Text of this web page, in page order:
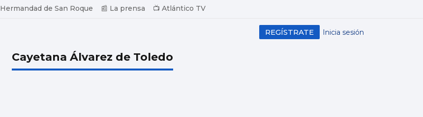
Hermandad de San Roque 📰 La prensa 📺 Atlántico TV
Inicia sesión
REGÍSTRATE
Cayetana Álvarez de Toledo